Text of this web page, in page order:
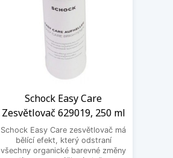
Schock Easy Care
Zesvětlovač 629019, 250 ml
Schock Easy Care zesvětlovač má
bělící efekt, který odstraní
všechny organické barevné změny